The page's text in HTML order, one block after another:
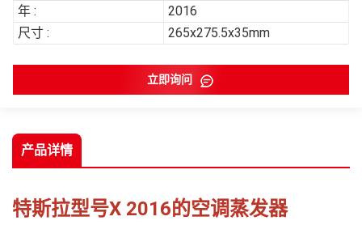
年 :
2016
尺寸 :
265x275.5x35mm
立即询问
产品详情
特斯拉型号X 2016的空调蒸发器